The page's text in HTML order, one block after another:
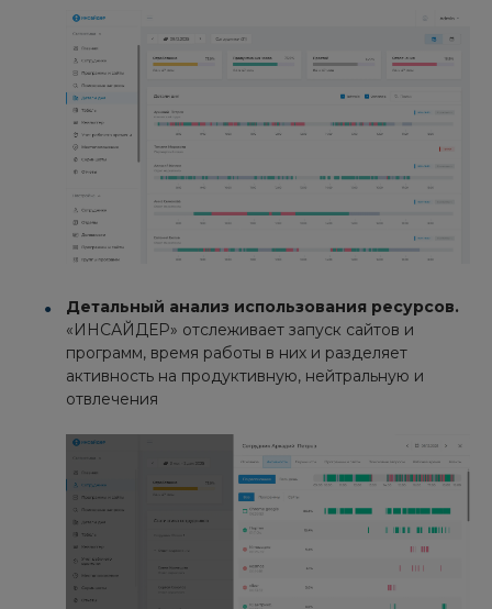
Детальный анализ использования ресурсов.
«ИНСАЙДЕР» отслеживает запуск сайтов и
программ, время работы в них и разделяет
активность на продуктивную, нейтральную и
отвлечения